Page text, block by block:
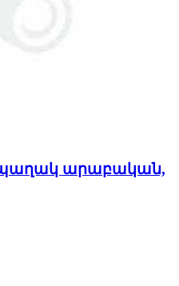
արաբական,